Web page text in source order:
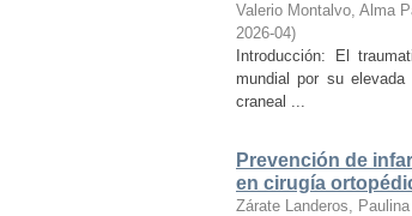
Valerio Montalvo, Alma
2026-04)
Introducción: El
mundial por su
craneal ...
Prevención de
en cirugía
Zárate Landeros,